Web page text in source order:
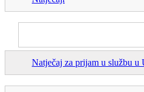
Natječaj za prijam u službu